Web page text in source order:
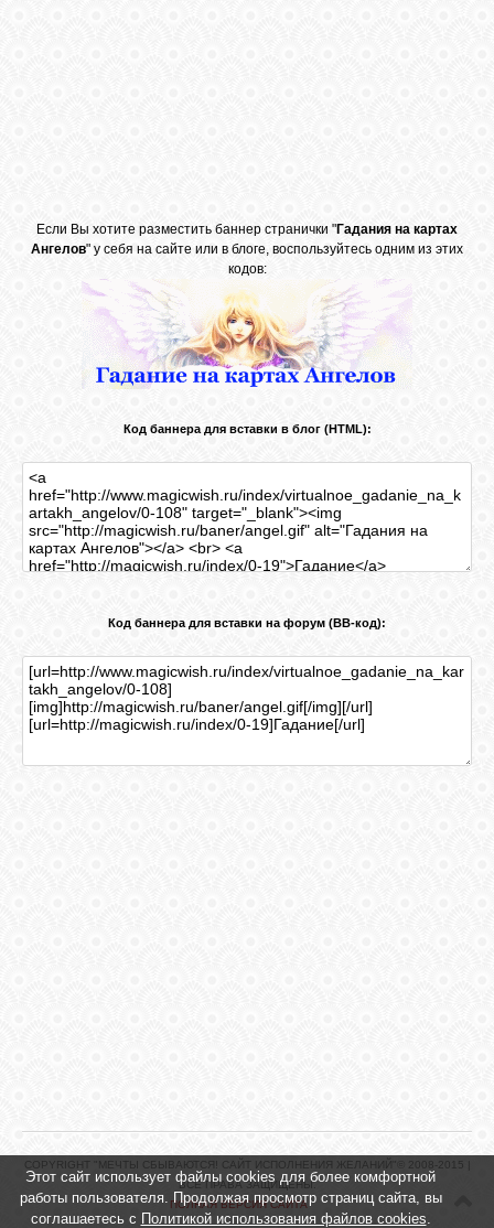
Если Вы хотите разместить баннер странички "Гадания на картах
Ангелов" у себя на сайте или в блоге, воспользуйтесь одним из этих
кодов:
Код баннера для вставки в блог (HTML):
Код баннера для вставки на форум (BB-код):
COPYRIGHT "МЕЧТЫ СБЫВАЮТСЯ! САЙТ ИСПОЛНЕНИЯ ЖЕЛАНИЙ"© 2008-2015 |
ВСЕ ПРАВА ЗАЩИЩЕНЫ.
ПОЛНАЯ ВЕРСИЯ САЙТА
Этот сайт использует файлы cookies для более комфортной
работы пользователя. Продолжая просмотр страниц сайта, вы
соглашаетесь с Политикой использования файлов cookies.